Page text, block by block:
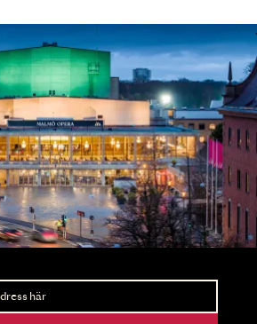
och biljettsläpp.